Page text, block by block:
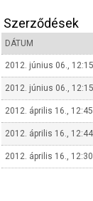
Szerződések
DÁTUM
2012. június 06., 12:15
2012. június 06., 12:15
2012. április 16., 12:45
2012. április 16., 12:44
2012. április 16., 12:30